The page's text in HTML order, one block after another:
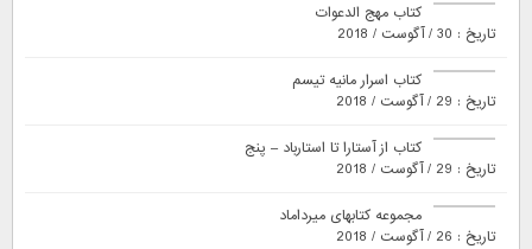
کتاب مهج الدعوات
تاریخ : 30 / آگوست / 2018
کتاب اسرار مانیه تیسم
تاریخ : 29 / آگوست / 2018
کتاب از آستارا تا استارباد – پنج
تاریخ : 29 / آگوست / 2018
مجموعه کتابهای میرداماد
تاریخ : 26 / آگوست / 2018